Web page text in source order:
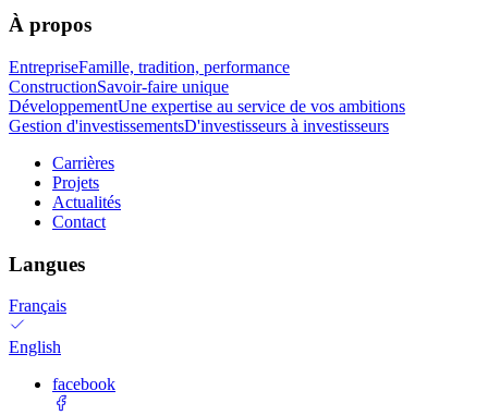
À propos
EntrepriseFamille, tradition, performance
ConstructionSavoir-faire unique
DéveloppementUne expertise au service de vos ambitions
Gestion d'investissementsD'investisseurs à investisseurs
Carrières
Projets
Actualités
Contact
Langues
Français
English
facebook